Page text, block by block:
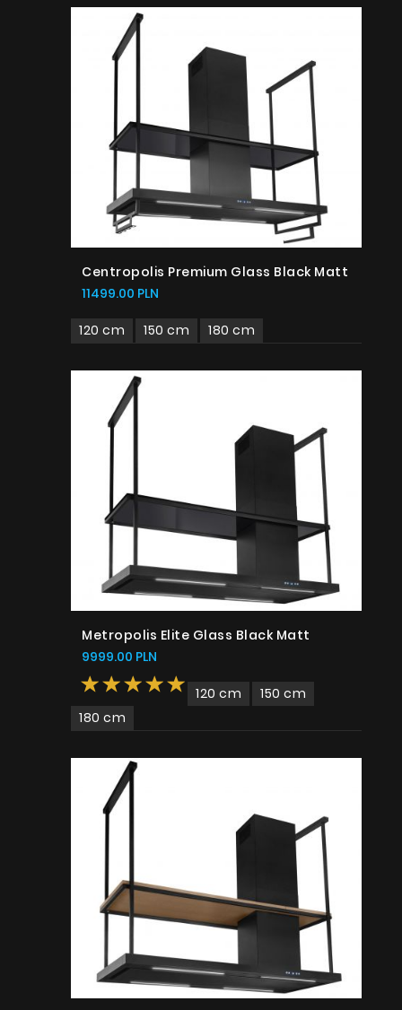
Centropolis Premium Glass Black Matt
11499.00 PLN
120 cm 150 cm 180 cm
Metropolis Elite Glass Black Matt
9999.00 PLN
120 cm
150 cm
180 cm